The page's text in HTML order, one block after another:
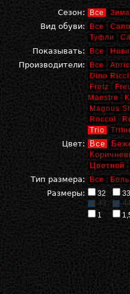
Сезон: Все Зима
Вид обуви: Все
Туфли
Показывать: Все
Производители: Все
Dino Ricci
Fretz
Maestre
Magnus
Roccol
Trio
Цвет: Все
Цветной
Тип размера:
Все
Размеры: 32
33
43
1